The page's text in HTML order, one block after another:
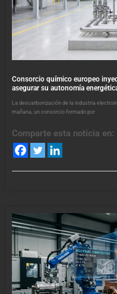
Consorcio químico europeo
asegurar su autonomía
La descarbonización de la industria
mañana, un consorcio formado por
Comparte esta noticia en: